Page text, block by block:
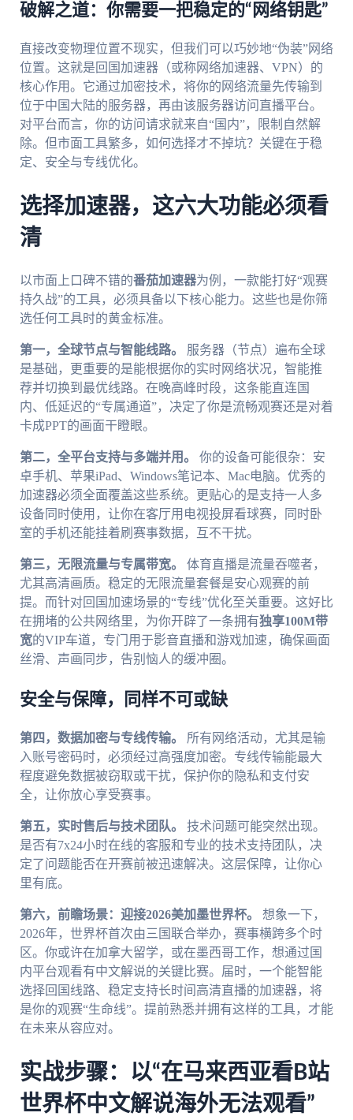
破解之道：你需要一把稳定的“网络钥匙”
直接改变物理位置不现实，但我们可以巧妙地“伪装”网络
位置。这就是回国加速器（或称网络加速器、VPN）的
核心作用。它通过加密技术，将你的网络流量先传输到
位于中国大陆的服务器，再由该服务器访问直播平台。
对平台而言，你的访问请求就来自“国内”，限制自然解
除。但市面工具繁多，如何选择才不掉坑？关键在于稳
定、安全与专线优化。
选择加速器，这六大功能必须看
清
以市面上口碑不错的番茄加速器为例，一款能打好“观赛
持久战”的工具，必须具备以下核心能力。这些也是你筛
选任何工具时的黄金标准。
第一，全球节点与智能线路。
服务器（节点）遍布全球
是基础，更重要的是能根据你的实时网络状况，智能推
荐并切换到最优线路。在晚高峰时段，这条能直连国
内、低延迟的“专属通道”，决定了你是流畅观赛还是对着
卡成PPT的画面干瞪眼。
第二，全平台支持与多端并用。
你的设备可能很杂：安
卓手机、苹果iPad、Windows笔记本、Mac电脑。优秀的
加速器必须全面覆盖这些系统。更贴心的是支持一人多
设备同时使用，让你在客厅用电视投屏看球赛，同时卧
室的手机还能挂着刷赛事数据，互不干扰。
第三，无限流量与专属带宽。
体育直播是流量吞噬者，
尤其高清画质。稳定的无限流量套餐是安心观赛的前
提。而针对回国加速场景的“专线”优化至关重要。这好比
在拥堵的公共网络里，为你开辟了一条拥有独享100M带
宽的VIP车道，专门用于影音直播和游戏加速，确保画面
丝滑、声画同步，告别恼人的缓冲圈。
安全与保障，同样不可或缺
第四，数据加密与专线传输。
所有网络活动，尤其是输
入账号密码时，必须经过高强度加密。专线传输能最大
程度避免数据被窃取或干扰，保护你的隐私和支付安
全，让你放心享受赛事。
第五，实时售后与技术团队。
技术问题可能突然出现。
是否有7x24小时在线的客服和专业的技术支持团队，决
定了问题能否在开赛前被迅速解决。这层保障，让你心
里有底。
第六，前瞻场景：迎接2026美加墨世界杯。
想象一下，
2026年，世界杯首次由三国联合举办，赛事横跨多个时
区。你或许在加拿大留学，或在墨西哥工作，想通过国
内平台观看有中文解说的关键比赛。届时，一个能智能
选择回国线路、稳定支持长时间高清直播的加速器，将
是你的观赛“生命线”。提前熟悉并拥有这样的工具，才能
在未来从容应对。
实战步骤：以“在马来西亚看B站
世界杯中文解说海外无法观看”